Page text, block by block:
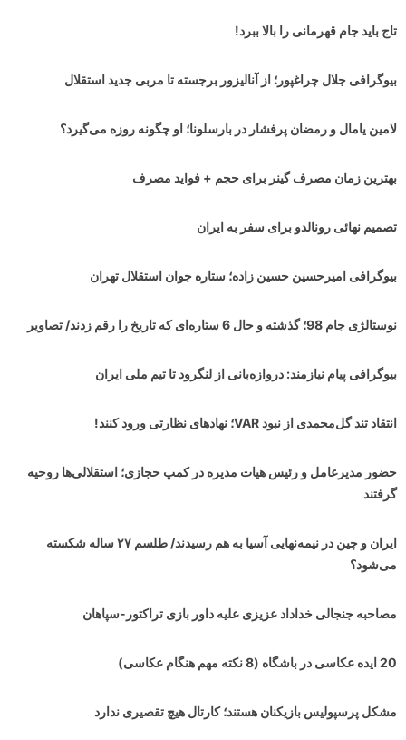
تاج باید جام قهرمانی را بالا ببرد!
بیوگرافی جلال چراغپور؛ از آنالیزور برجسته تا مربی جدید استقلال
لامین یامال و رمضان پرفشار در بارسلونا؛ او چگونه روزه می‌گیرد؟
بهترین زمان مصرف گینر برای حجم + فواید مصرف
تصمیم نهائی رونالدو برای سفر به ایران
بیوگرافی امیرحسین حسین زاده؛ ستاره جوان استقلال تهران
نوستالژی جام 98؛ گذشته و حال 6 ستاره‌ای که تاریخ را رقم زدند/ تصاویر
بیوگرافی پیام نیازمند: دروازه‌بانی از لنگرود تا تیم ملی ایران
انتقاد تند گل‌محمدی از نبود VAR؛ نهادهای نظارتی ورود کنند!
حضور مدیرعامل و رئیس هیات مدیره در کمپ حجازی؛ استقلالی‌ها روحیه
گرفتند
ایران و چین در نیمه‌نهایی آسیا به هم رسیدند/ طلسم ۲۷ ساله شکسته
می‌شود؟
مصاحبه جنجالی خداداد عزیزی علیه داور بازی تراکتور-سپاهان
20 ایده عکاسی در باشگاه (8 نکته مهم هنگام عکاسی)
مشکل پرسپولیس بازیکنان هستند؛ کارتال هیچ تقصیری ندارد